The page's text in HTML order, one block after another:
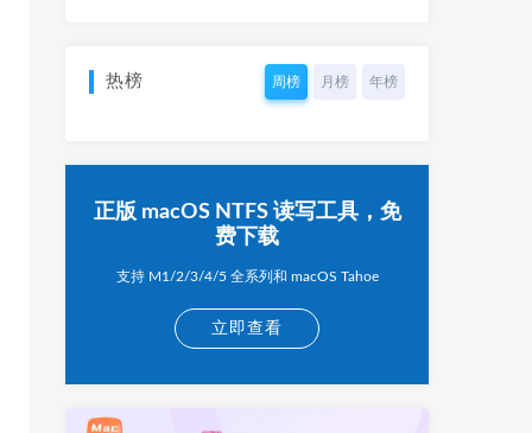
热榜 周榜 月榜 年榜
正版 macOS NTFS 读写工具，免
费下载
支持 M1/2/3/4/5 全系列和 macOS Tahoe
立即查看